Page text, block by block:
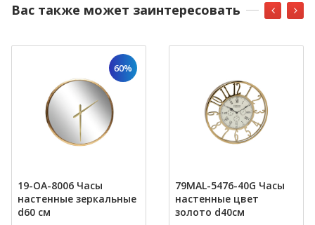
Вас также может заинтересовать
60%
19-OA-8006 Часы
настенные зеркальные
d60 см
79MAL-5476-40G Часы
настенные цвет
золото d40см